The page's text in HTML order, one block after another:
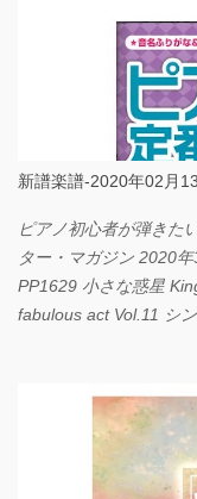
新譜楽譜-2020年02月
ピアノ初心者が弾き
ター・マガジン 2020
PP1629 小さな惑星
fabulous act Vol.11 シ